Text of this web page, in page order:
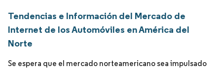
Tendencias e Información del Mercado de
Internet de los Automóviles en América del
Norte
Se espera que el mercado norteamericano sea impulsado